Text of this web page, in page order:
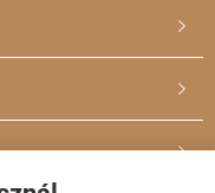


